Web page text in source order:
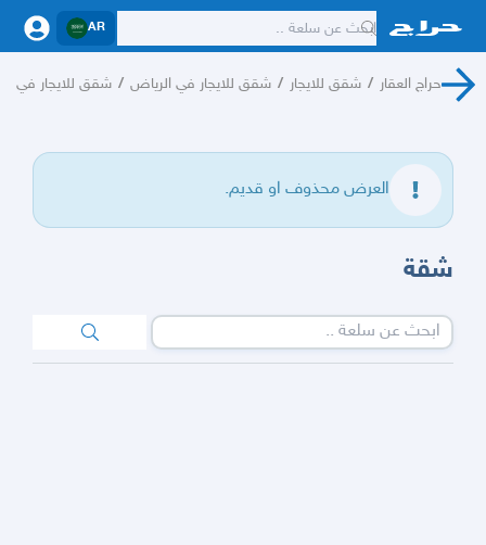
AR
حراج العقار / شقق للايجار / شقق للايجار في الرياض / شقق للايجار في
العرض محذوف او قديم.
شقة